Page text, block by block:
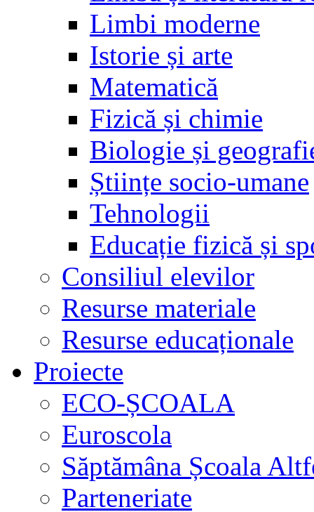
Limbi moderne
Istorie și arte
Matematică
Fizică și chimie
Biologie și
Științe socio-umane
Tehnologii
Educație fizică și
Consiliul elevilor
Resurse materiale
Resurse educaționale
Proiecte
ECO-ȘCOALA
Euroscola
Săptămâna Școala
Parteneriate